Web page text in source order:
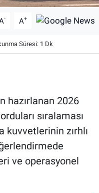
- A+
Süresi: 1 Dk
hazırlanan 2026
sıralaması
kuvvetlerinin zırhlı
ve operasyonel